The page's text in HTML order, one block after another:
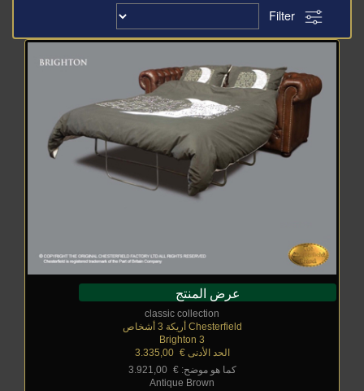
عرض المنتج
classic collection
Chesterfield أريكة 3 أشخاص
Brighton 3
الحد الأدنى € _
3.335,00
كما هو موضح: € _
3.921,00
Antique Brown